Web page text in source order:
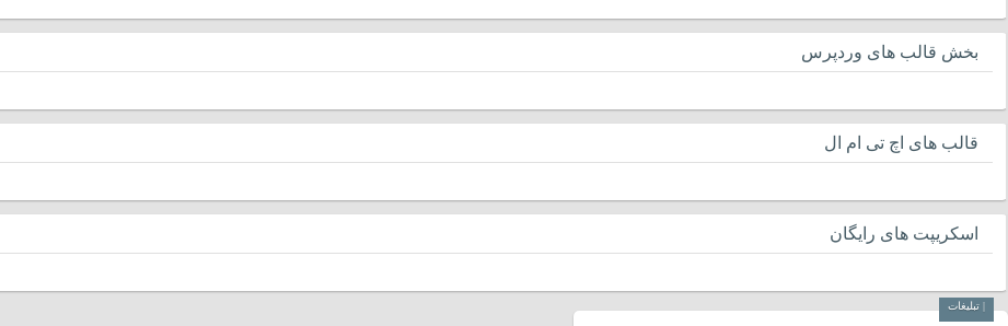
بخش قالب های وردپرس
قالب های اچ تی ام ال
اسکریپت های رایگان
| تبلیغات